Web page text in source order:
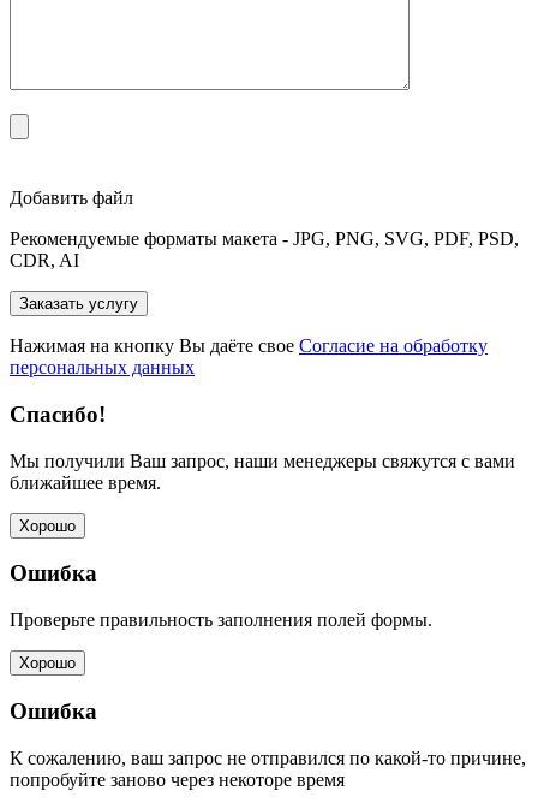
Добавить файл
Рекомендуемые форматы макета - JPG, PNG, SVG, PDF, PSD,
CDR, AI
Нажимая на кнопку Вы даёте свое Согласие на обработку
персональных данных
Спасибо!
Мы получили Ваш запрос, наши менеджеры свяжутся с вами
ближайшее время.
Хорошо
Ошибка
Проверьте правильность заполнения полей формы.
Хорошо
Ошибка
К сожалению, ваш запрос не отправился по какой-то причине,
попробуйте заново через некоторе время